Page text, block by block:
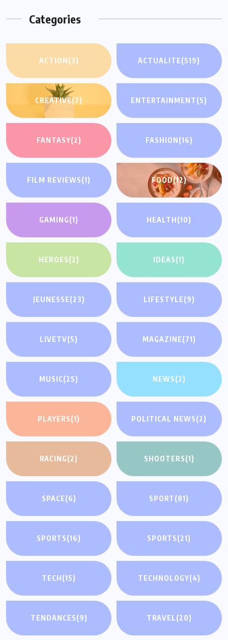
Categories
ACTION(3) ACTUALITE(519)
CREATIVE(7) ENTERTAINMENT(5)
FANTASY(2) FASHION(16)
FILM REVIEWS(1) FOOD(12)
GAMING(1) HEALTH(10)
HEROES(2) IDEAS(1)
JEUNESSE(23) LIFESTYLE(9)
LIVETV(5) MAGAZINE(71)
MUSIC(25) NEWS(2)
PLAYERS(1) POLITICAL NEWS(2)
RACING(2) SHOOTERS(1)
SPACE(6) SPORT(81)
SPORTS(16) SPORTS(21)
TECH(15) TECHNOLOGY(4)
TENDANCES(9) TRAVEL(20)